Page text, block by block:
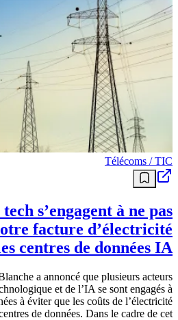
Télécoms / TIC
s’engagent à ne pas
facture d’électricité
centres de données IA
a annoncé que plusieurs acteurs
et de l’IA se sont engagés à
à éviter que les coûts de l’électricité
de données. Dans le cadre de cet